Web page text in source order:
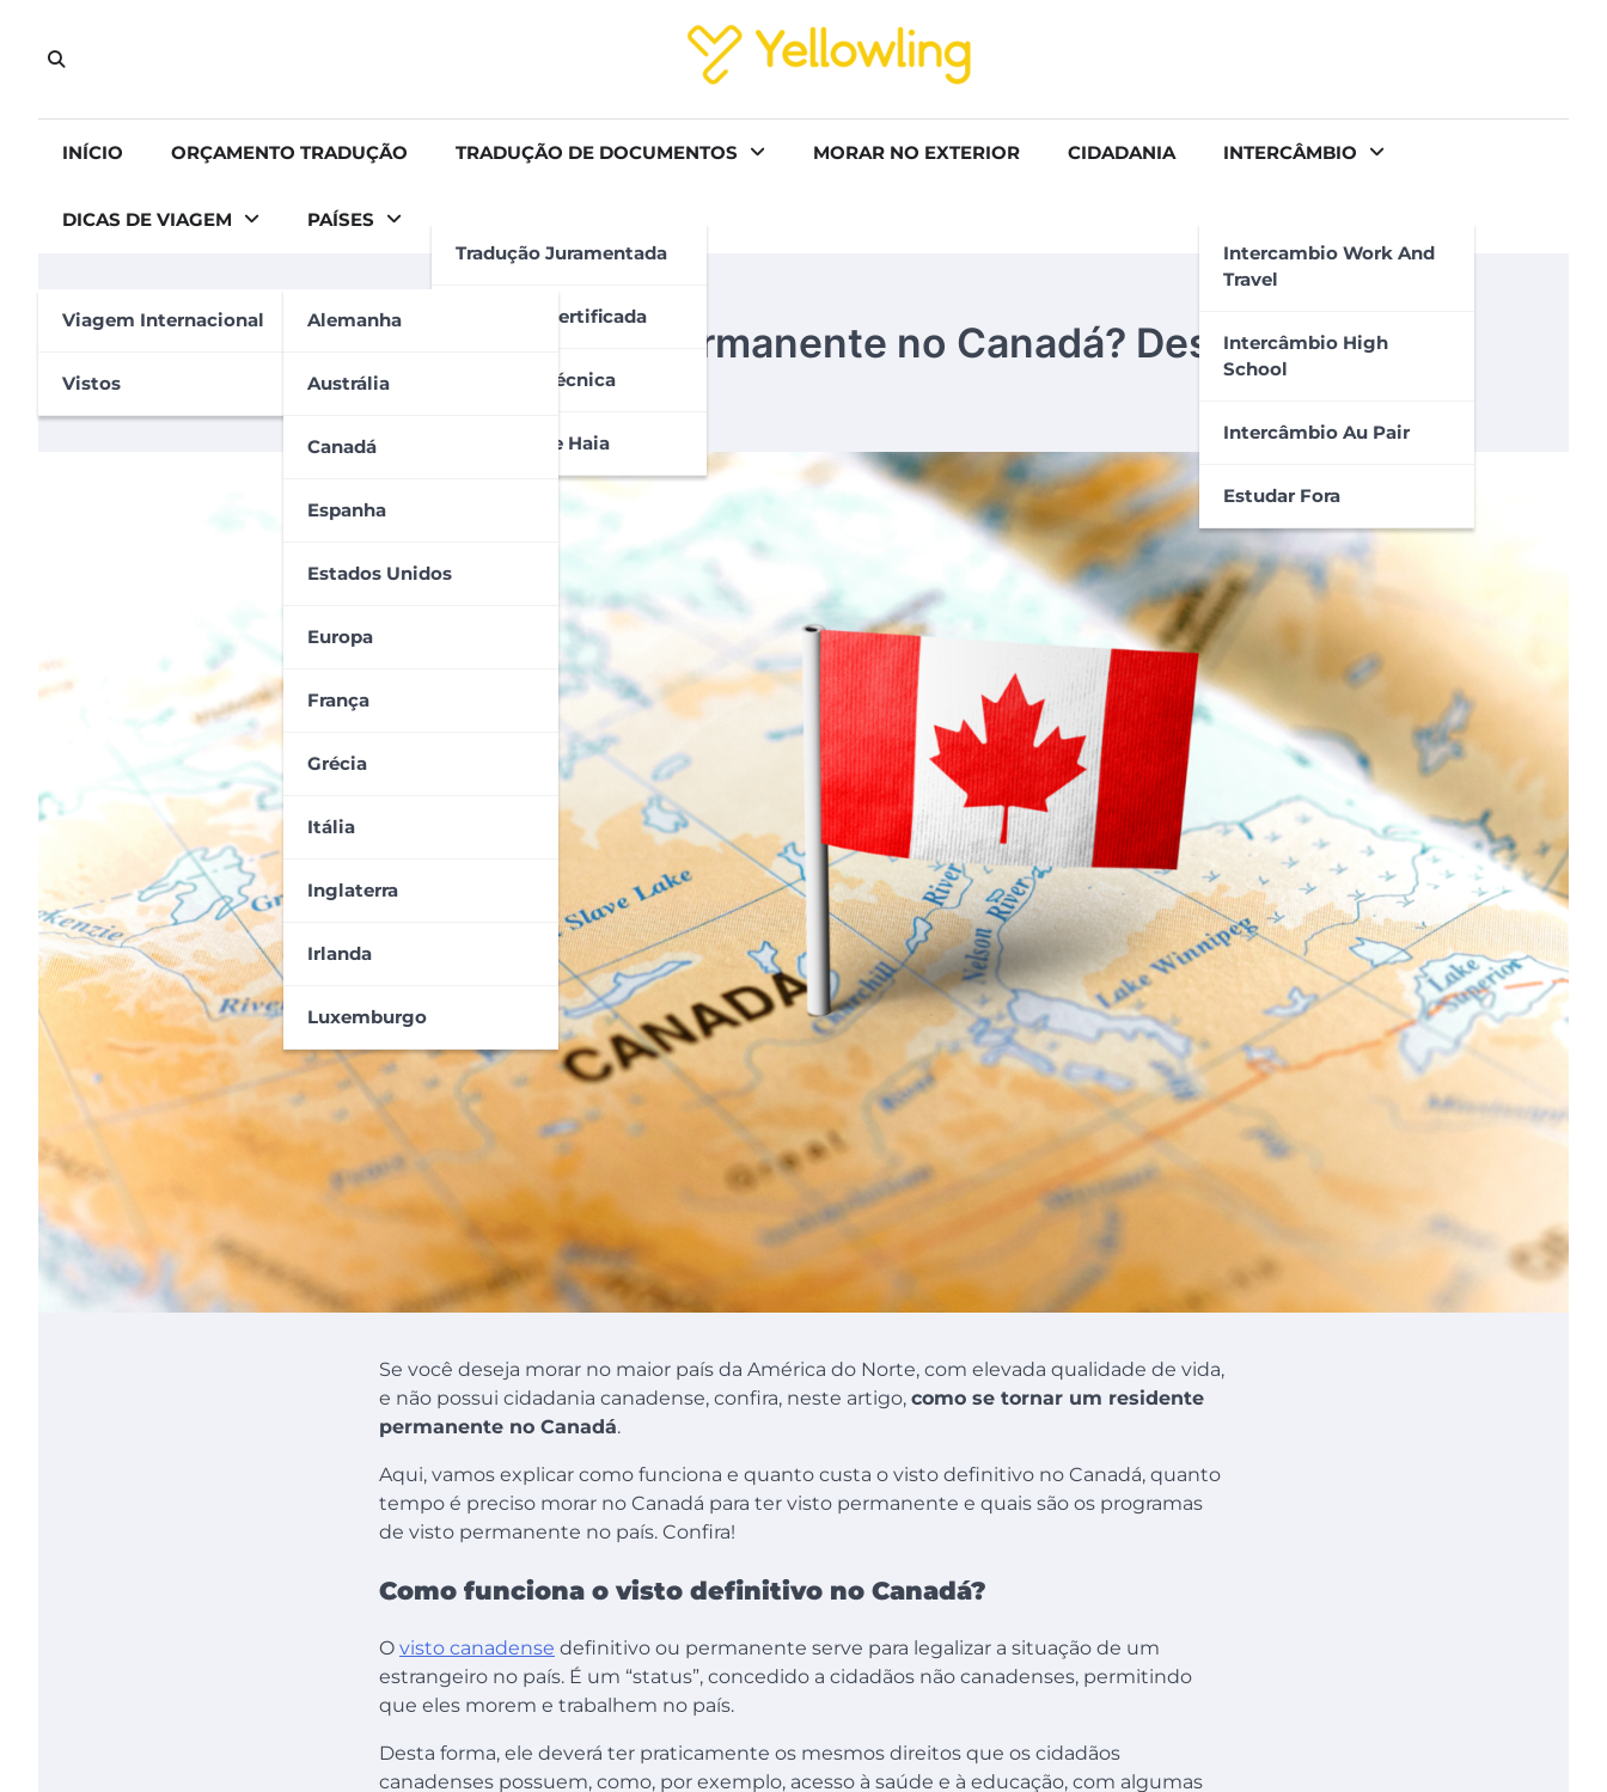
content
INÍCIO ORÇAMENTO TRADUÇÃO TRADUÇÃO DE DOCUMENTOS
Tradução Juramentada
Tradução Certificada
Tradução Técnica
Apostila De Haia
MORAR NO EXTERIOR CIDADANIA INTERCÂMBIO
Intercambio Work And
Travel
Intercâmbio High
School
Intercâmbio Au Pair
Estudar Fora
DICAS DE VIAGEM
Viagem Internacional
Vistos
PAÍSES
Alemanha
Austrália
Canadá
Espanha
Estados Unidos
Europa
França
Grécia
Itália
Inglaterra
Irlanda
Luxemburgo
Como se tornar um residente permanente no Canadá? Descubra aqui!
Carolina Carvalho 7 de outubro de 2024
Se você deseja morar no maior país da América do Norte, com elevada qualidade de vida,
e não possui cidadania canadense, confira, neste artigo, como se tornar um residente
permanente no Canadá.
Aqui, vamos explicar como funciona e quanto custa o visto definitivo no Canadá, quanto
tempo é preciso morar no Canadá para ter visto permanente e quais são os programas
de visto permanente no país. Confira!
Como funciona o visto definitivo no Canadá?
O visto canadense definitivo ou permanente serve para legalizar a situação de um
estrangeiro no país. É um “status”, concedido a cidadãos não canadenses, permitindo
que eles morem e trabalhem no país.
Desta forma, ele deverá ter praticamente os mesmos direitos que os cidadãos
canadenses possuem, como, por exemplo, acesso à saúde e à educação, com algumas